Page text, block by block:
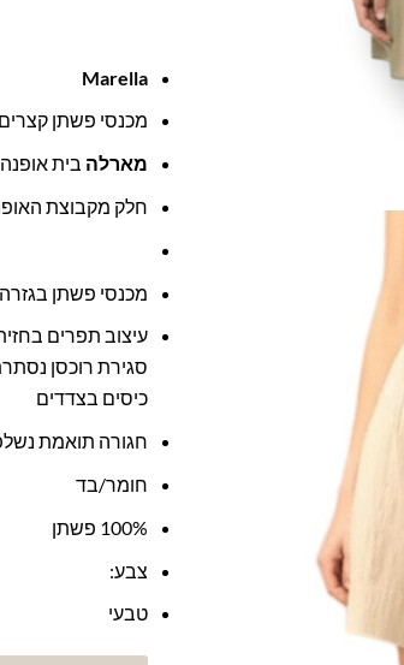
Marella
מכנסי פשתן
מארלה בית
חלק מקבוצת
מכנסי פשתן
עיצוב תפרים
סגירת רוכסן
כיסים בצדדים
חגורה תואמת
חומר/בד
100% פשתן
צבע:
טבעי